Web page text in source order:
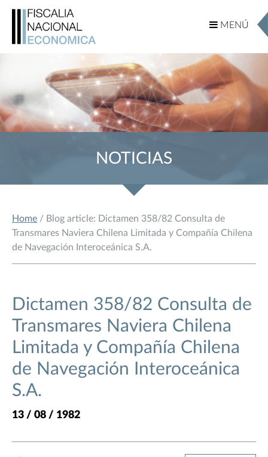
MENÚ
MENÚ
NOTICIAS
Home / Blog article: Dictamen 358/82 Consulta de
Transmares Naviera Chilena Limitada y Compañía Chilena
de Navegación Interoceánica S.A.
Dictamen 358/82 Consulta de
Transmares Naviera Chilena
Limitada y Compañía Chilena
de Navegación Interoceánica
S.A.
13 / 08 / 1982